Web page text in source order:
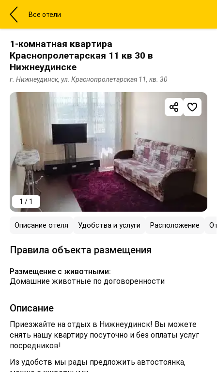
Все отели
1-комнатная квартира
Краснопролетарская 11 кв 30 в
Нижнеудинске
г. Нижнеудинск, ул. Краснопролетарская 11, кв. 30
1 / 1
Описание отеля Удобства и услуги Расположение
Правила объекта размещения
Размещение с животными:
Домашние животные по договоренности
Описание
Приезжайте на отдых в Нижнеудинск! Вы можете
снять нашу квартиру посуточно и без оплаты услуг
посредников!
Из удобств мы рады предложить автостоянка,